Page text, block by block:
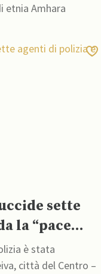
etnia Amhara
sette
la “pace
è stata
città del Centro –